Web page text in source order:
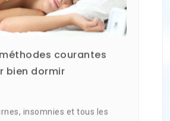
courantes
bien dormir
insomnies et tous les